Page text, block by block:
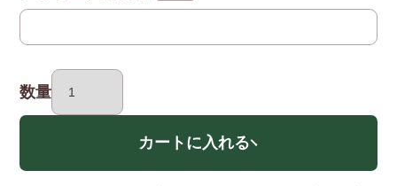
(任意)
数量
カートに入れる